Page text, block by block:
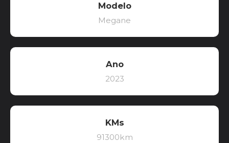
Modelo
Megane
Ano
2023
KMs
91300km